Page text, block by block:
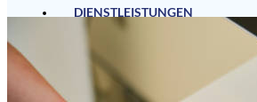
DIENSTLEISTUNGEN